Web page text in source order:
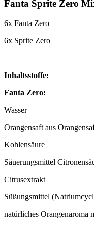
Fanta Sprite Zero
6x Fanta Zero
6x Sprite Zero
Inhaltsstoffe:
Fanta Zero:
Wasser
Orangensaft aus
Kohlensäure
Säuerungsmittel
Citrusextrakt
Süßungsmittel
natürliches Orangenaroma